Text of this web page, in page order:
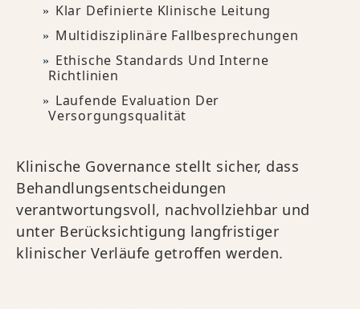
Klar Definierte Klinische Leitung
Multidisziplinäre Fallbesprechungen
Ethische Standards Und Interne
Richtlinien
Laufende Evaluation Der
Versorgungsqualität
Klinische Governance stellt sicher, dass
Behandlungsentscheidungen
verantwortungsvoll, nachvollziehbar und
unter Berücksichtigung langfristiger
klinischer Verläufe getroffen werden.